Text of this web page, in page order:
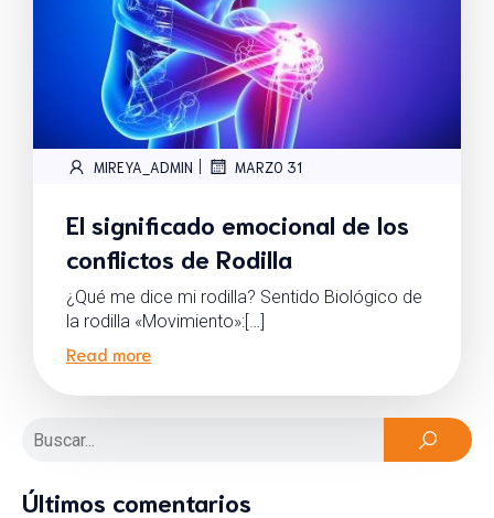
MIREYA_ADMIN | MARZO 31
El significado emocional de los
conflictos de Rodilla
¿Qué me dice mi rodilla? Sentido Biológico de
la rodilla «Movimiento»:[…]
Read more
Últimos comentarios